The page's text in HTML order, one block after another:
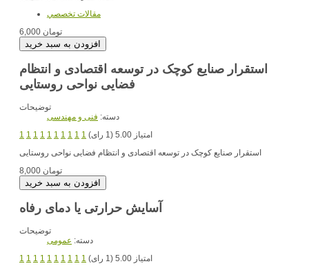
مقالات تخصصي
6,000 تومان
استقرار صنایع کوچک در توسعه اقتصادی و انتظام
فضایی نواحی روستایی
توضیحات
دسته: فنی و مهندسی
1 1 1 1 1 1 1 1 1 1
امتیاز 5.00 (1 رای)
استقرار صنایع کوچک در توسعه اقتصادی و انتظام فضایی نواحی روستایی
8,000 تومان
آسایش حرارتی یا دمای رفاه
توضیحات
دسته: عمومی
1 1 1 1 1 1 1 1 1 1 امتیاز 5.00 (1 رای)